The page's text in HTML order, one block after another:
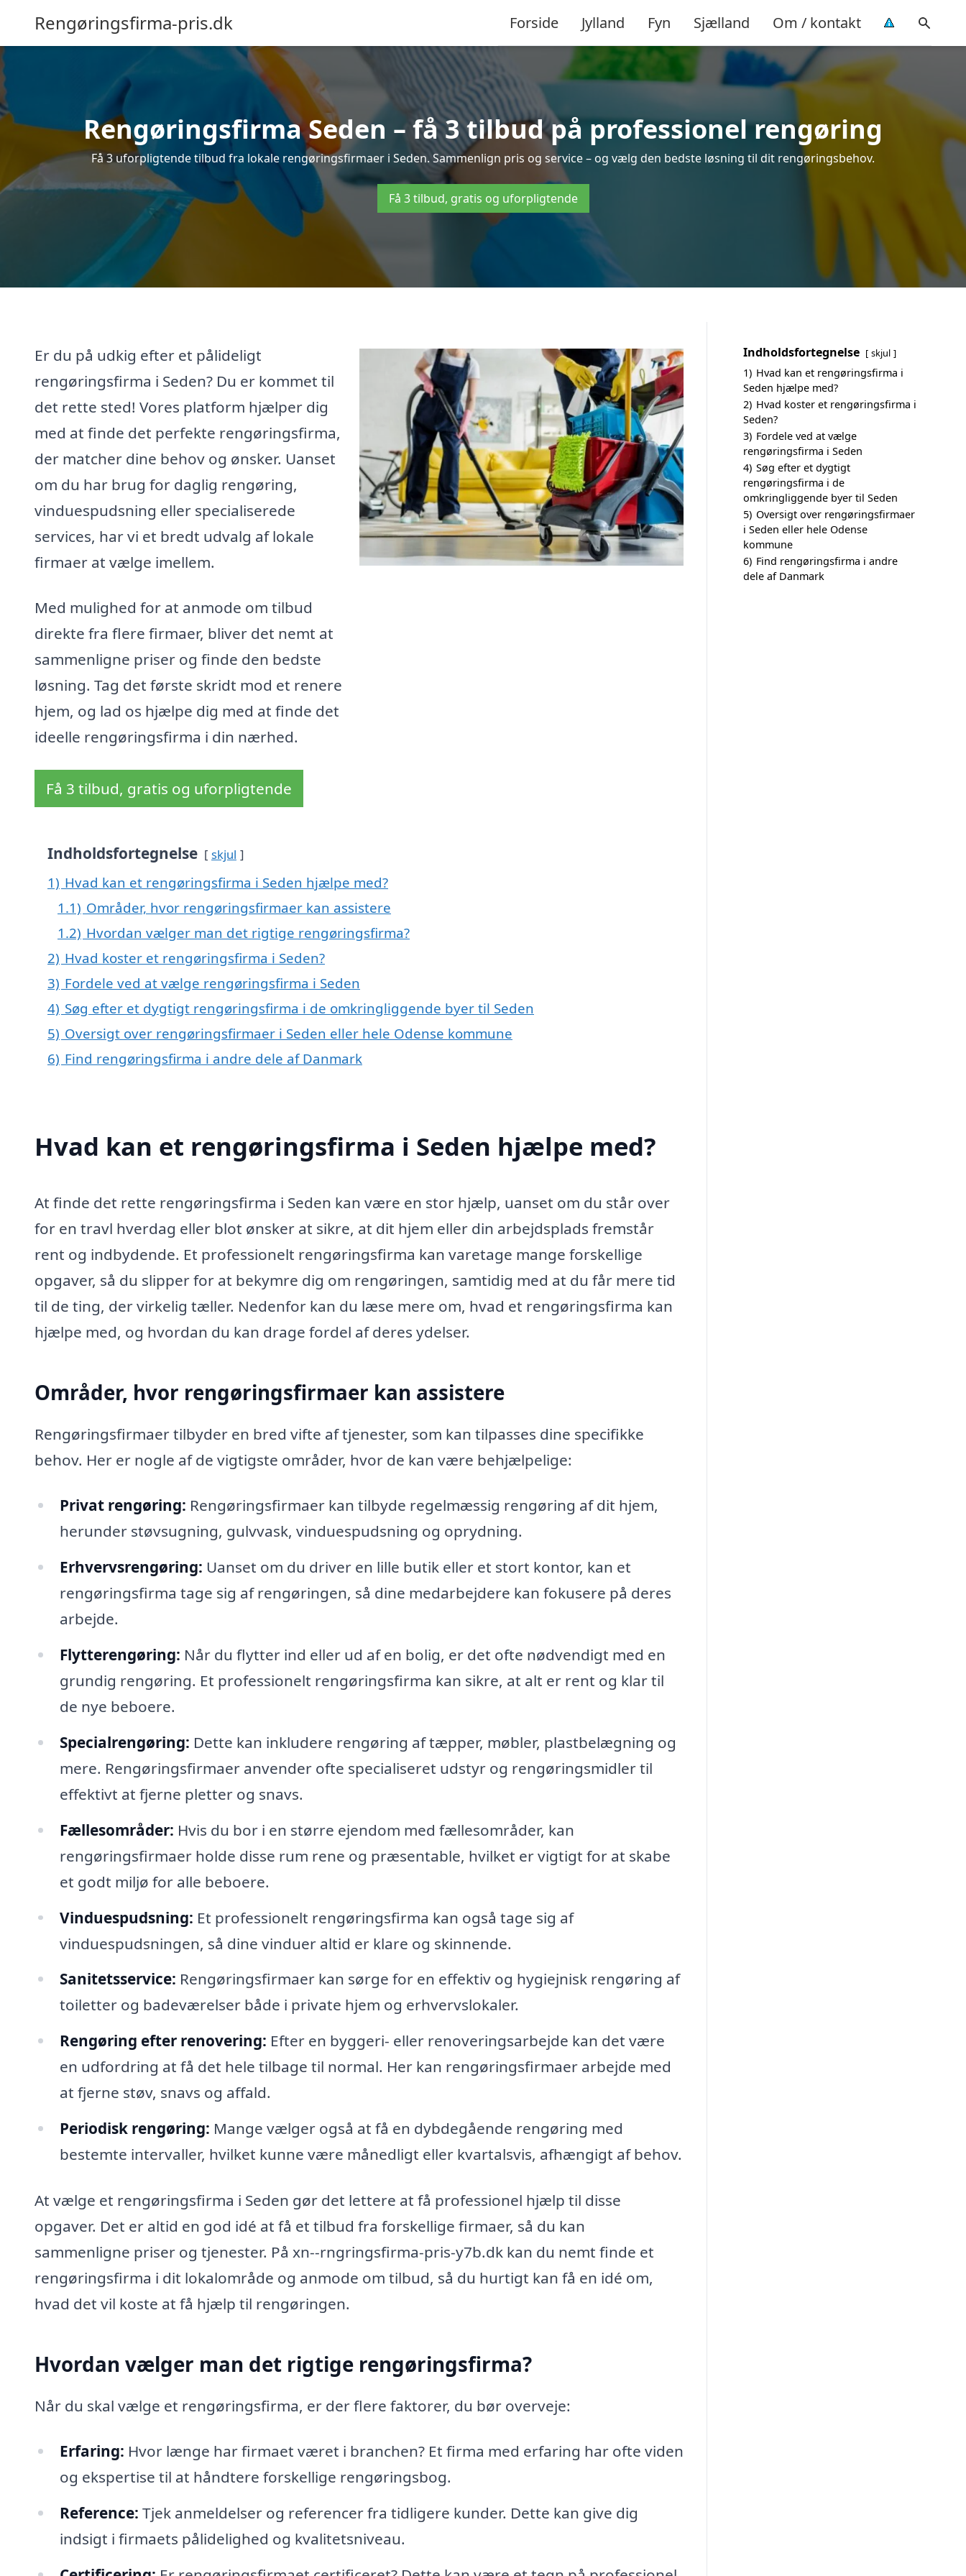
Rengøringsfirma-pris.dk Forside Jylland Fyn Sjælland Om / kontakt
Rengøringsfirma Seden – få 3 tilbud på professionel rengøring
Få 3 uforpligtende tilbud fra lokale rengøringsfirmaer i Seden. Sammenlign pris og service – og vælg den bedste løsning til dit rengøringsbehov.
Få 3 tilbud, gratis og uforpligtende
Er du på udkig efter et pålideligt
rengøringsfirma i Seden? Du er kommet til
det rette sted! Vores platform hjælper dig
med at finde det perfekte rengøringsfirma,
der matcher dine behov og ønsker. Uanset
om du har brug for daglig rengøring,
vinduespudsning eller specialiserede
services, har vi et bredt udvalg af lokale
firmaer at vælge imellem.
Med mulighed for at anmode om tilbud
direkte fra flere firmaer, bliver det nemt at
sammenligne priser og finde den bedste
løsning. Tag det første skridt mod et renere
hjem, og lad os hjælpe dig med at finde det
ideelle rengøringsfirma i din nærhed.
Få 3 tilbud, gratis og uforpligtende
Indholdsfortegnelse skjul
1) Hvad kan et rengøringsfirma i Seden hjælpe med?
1.1) Områder, hvor rengøringsfirmaer kan assistere
1.2) Hvordan vælger man det rigtige rengøringsfirma?
2) Hvad koster et rengøringsfirma i Seden?
3) Fordele ved at vælge rengøringsfirma i Seden
4) Søg efter et dygtigt rengøringsfirma i de omkringliggende byer til Seden
5) Oversigt over rengøringsfirmaer i Seden eller hele Odense kommune
6) Find rengøringsfirma i andre dele af Danmark
Hvad kan et rengøringsfirma i Seden hjælpe med?
At finde det rette rengøringsfirma i Seden kan være en stor hjælp, uanset om du står over
for en travl hverdag eller blot ønsker at sikre, at dit hjem eller din arbejdsplads fremstår
rent og indbydende. Et professionelt rengøringsfirma kan varetage mange forskellige
opgaver, så du slipper for at bekymre dig om rengøringen, samtidig med at du får mere tid
til de ting, der virkelig tæller. Nedenfor kan du læse mere om, hvad et rengøringsfirma kan
hjælpe med, og hvordan du kan drage fordel af deres ydelser.
Områder, hvor rengøringsfirmaer kan assistere
Rengøringsfirmaer tilbyder en bred vifte af tjenester, som kan tilpasses dine specifikke
behov. Her er nogle af de vigtigste områder, hvor de kan være behjælpelige:
Privat rengøring: Rengøringsfirmaer kan tilbyde regelmæssig rengøring af dit hjem,
herunder støvsugning, gulvvask, vinduespudsning og oprydning.
Erhvervsrengøring: Uanset om du driver en lille butik eller et stort kontor, kan et
rengøringsfirma tage sig af rengøringen, så dine medarbejdere kan fokusere på deres
arbejde.
Flytterengøring: Når du flytter ind eller ud af en bolig, er det ofte nødvendigt med en
grundig rengøring. Et professionelt rengøringsfirma kan sikre, at alt er rent og klar til
de nye beboere.
Specialrengøring: Dette kan inkludere rengøring af tæpper, møbler, plastbelægning og
mere. Rengøringsfirmaer anvender ofte specialiseret udstyr og rengøringsmidler til
effektivt at fjerne pletter og snavs.
Fællesområder: Hvis du bor i en større ejendom med fællesområder, kan
rengøringsfirmaer holde disse rum rene og præsentable, hvilket er vigtigt for at skabe
et godt miljø for alle beboere.
Vinduespudsning: Et professionelt rengøringsfirma kan også tage sig af
vinduespudsningen, så dine vinduer altid er klare og skinnende.
Sanitetsservice: Rengøringsfirmaer kan sørge for en effektiv og hygiejnisk rengøring af
toiletter og badeværelser både i private hjem og erhvervslokaler.
Rengøring efter renovering: Efter en byggeri- eller renoveringsarbejde kan det være
en udfordring at få det hele tilbage til normal. Her kan rengøringsfirmaer arbejde med
at fjerne støv, snavs og affald.
Periodisk rengøring: Mange vælger også at få en dybdegående rengøring med
bestemte intervaller, hvilket kunne være månedligt eller kvartalsvis, afhængigt af behov.
At vælge et rengøringsfirma i Seden gør det lettere at få professionel hjælp til disse
opgaver. Det er altid en god idé at få et tilbud fra forskellige firmaer, så du kan
sammenligne priser og tjenester. På xn--rngringsfirma-pris-y7b.dk kan du nemt finde et
rengøringsfirma i dit lokalområde og anmode om tilbud, så du hurtigt kan få en idé om,
hvad det vil koste at få hjælp til rengøringen.
Hvordan vælger man det rigtige rengøringsfirma?
Når du skal vælge et rengøringsfirma, er der flere faktorer, du bør overveje:
Erfaring: Hvor længe har firmaet været i branchen? Et firma med erfaring har ofte viden
og ekspertise til at håndtere forskellige rengøringsbog.
Reference: Tjek anmeldelser og referencer fra tidligere kunder. Dette kan give dig
indsigt i firmaets pålidelighed og kvalitetsniveau.
Indholdsfortegnelse skjul
1) Hvad kan et rengøringsfirma i
Seden hjælpe med?
2) Hvad koster et rengøringsfirma i
Seden?
3) Fordele ved at vælge
rengøringsfirma i Seden
4) Søg efter et dygtigt
rengøringsfirma i de
omkringliggende byer til Seden
5) Oversigt over rengøringsfirmaer
i Seden eller hele Odense
kommune
6) Find rengøringsfirma i andre
dele af Danmark